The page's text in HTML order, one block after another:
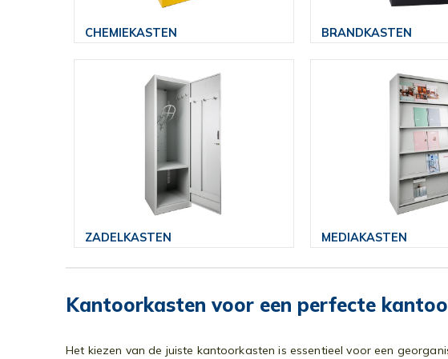
CHEMIEKASTEN BRANDKASTEN
ZADELKASTEN MEDIAKASTEN
Kantoorkasten voor een perfecte
Het kiezen van de juiste kantoorkasten is essentieel voor een